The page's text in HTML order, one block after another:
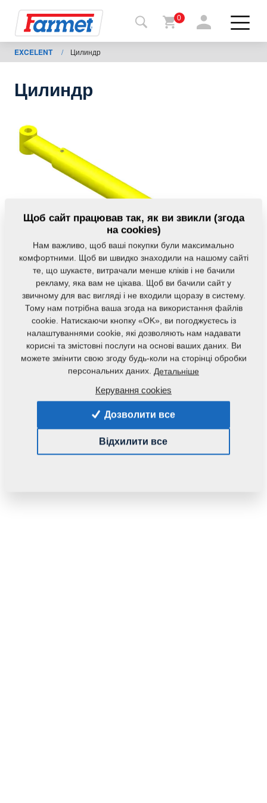
Назад
на
Магазин
Мої
машини
0
EXCELENT / Цилиндр
Цилиндр
Код продукту: 9002029
наступного обладнання:
1,3910 Кг
Щоб сайт працював так, як ви звикли (згода
на cookies)
Нам важливо, щоб ваші покупки були максимально
комфортними. Щоб ви швидко знаходили на нашому сайті
те, що шукаєте, витрачали менше кліків і не бачили
рекламу, яка вам не цікава. Щоб ви бачили сайт у
звичному для вас вигляді і не входили щоразу в систему.
Тому нам потрібна ваша згода на використання файлів
cookie. Натискаючи кнопку «OK», ви погоджуєтесь із
налаштуваннями cookie, які дозволяють нам надавати
корисні та змістовні послуги на основі ваших даних. Ви
можете змінити свою згоду будь-коли на сторінці обробки
персональних даних. Детальніше
Керування cookies
Дозволити все
Відхилити все